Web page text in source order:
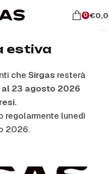
estiva
che Sirgas resterà
al 23 agosto 2026
regolarmente lunedì
2026.
0 €